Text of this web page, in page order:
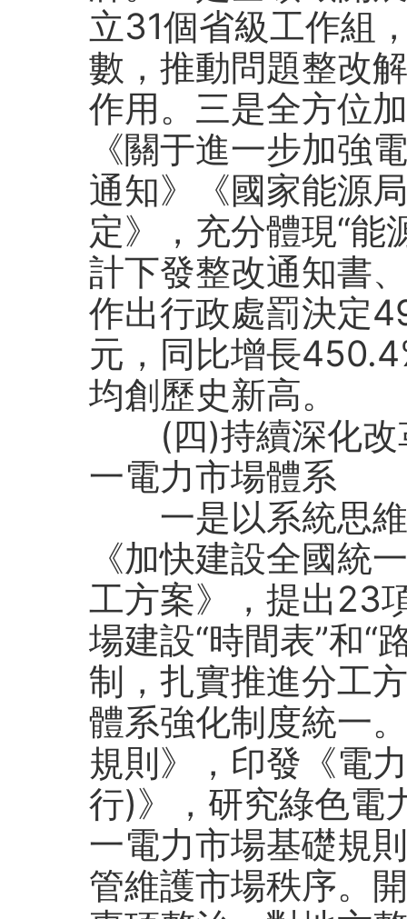
立31個省級工作組
數，推動問題整改
作用。三是全方位
《關于進一步加強
通知》《國家能源
定》，充分體現“
計下發整改通知書
作出行政處罰決定
元，同比增長
均創歷史新高。
(四)持續深化
一電力市場體系
一是以系統思維
《加快建設全國統
工方案》，提出23
場建設“時間表”和“
制，扎實推進分工
體系強化制度統一
規則》，印發《電
行)》，研究綠色電
一電力市場基礎規
管維護市場秩序。